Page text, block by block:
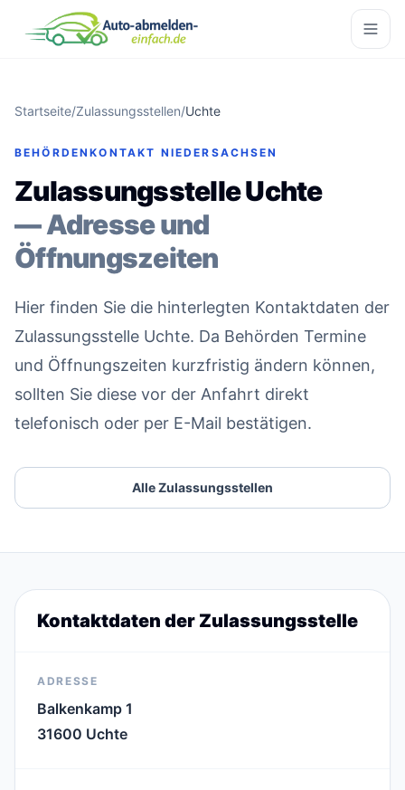
Startseite/Zulassungsstellen/Uchte
BEHÖRDENKONTAKT NIEDERSACHSEN
Zulassungsstelle Uchte
— Adresse und
Öffnungszeiten
Hier finden Sie die hinterlegten Kontaktdaten der
Zulassungsstelle Uchte. Da Behörden Termine
und Öffnungszeiten kurzfristig ändern können,
sollten Sie diese vor der Anfahrt direkt
telefonisch oder per E-Mail bestätigen.
Alle Zulassungsstellen
Kontaktdaten der Zulassungsstelle
ADRESSE
Balkenkamp 1
31600 Uchte